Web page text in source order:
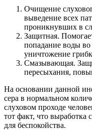
Очищение
выведение всех
проникнувших в
Защитная.
попадание воды во
уничтожение
Смазывающая.
пересыхания,
На основании данной
сера в нормальном
слуховом проходе
тот факт, что выработка
для беспокойства.